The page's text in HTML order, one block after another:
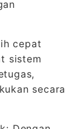
cepat
sistem
secara